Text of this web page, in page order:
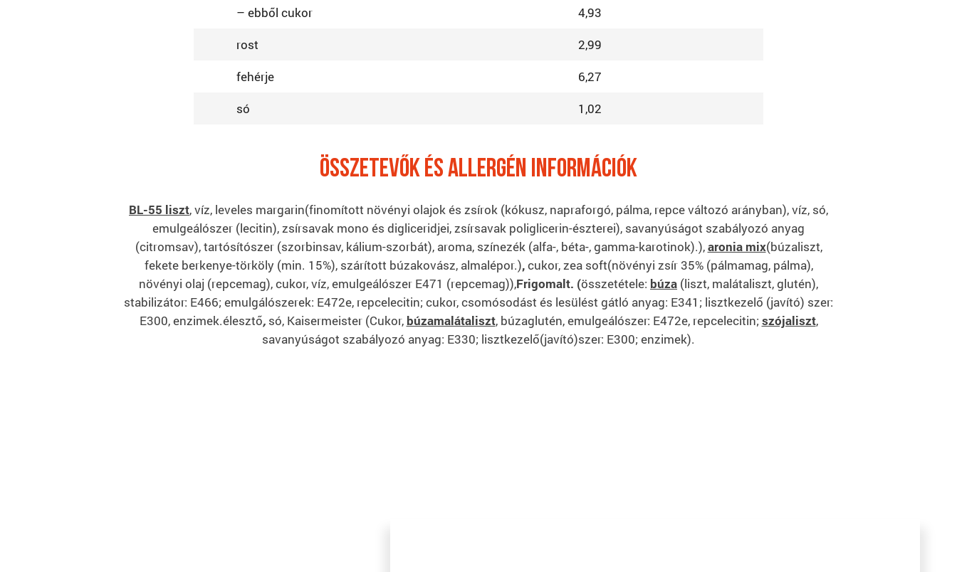
– ebből cukor
4,93
rost
2,99
fehérje
6,27
só
1,02
ÖSSZETEVőK ÉS ALLERGÉN INFORMÁCIÓK
BL-55 liszt, víz, leveles margarin(finomított növényi olajok és zsírok (kókusz, napraforgó, pálma, repce változó arányban), víz, só,
emulgeálószer (lecitin), zsírsavak mono és digliceridjei, zsírsavak poliglicerin-észterei), savanyúságot szabályozó anyag
(citromsav), tartósítószer (szorbinsav, kálium-szorbát), aroma, színezék (alfa-, béta-, gamma-karotinok).),aronia mix(búzaliszt,
fekete berkenye-törköly (min. 15%), szárított búzakovász, almalépor.),cukor, zea soft(növényi zsír 35% (pálmamag, pálma),
növényi olaj (repcemag), cukor, víz, emulgeálószer E471 (repcemag)),Frigomalt. (összetétele: búza (liszt, malátaliszt, glutén),
stabilizátor: E466; emulgálószerek: E472e, repcelecitin; cukor, csomósodást és lesülést gátló anyag: E341; lisztkezelő (javító) szer:
E300, enzimek.élesztő, só, Kaisermeister (Cukor, búzamalátaliszt, búzaglutén, emulgeálószer: E472e, repcelecitin; szójaliszt,
savanyúságot szabályozó anyag: E330; lisztkezelő(javító)szer: E300; enzimek).